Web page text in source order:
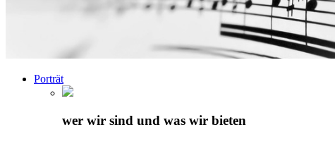
Porträt
wer wir sind und was wir bieten